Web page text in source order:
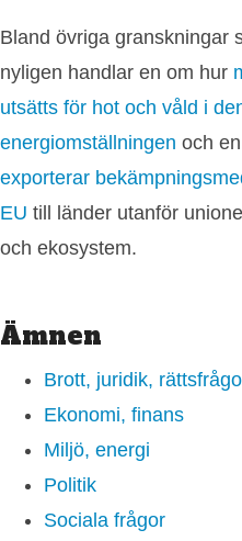
Bland övriga granskningar
nyligen handlar en om hur
utsätts för hot och våld i
energiomställningen och
exporterar
EU till länder utanför
och ekosystem.
Ämnen
Brott, juridik,
Ekonomi, finans
Miljö, energi
Politik
Sociala frågor